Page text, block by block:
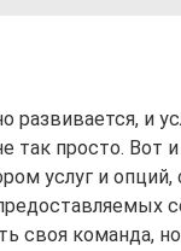
развивается, и
так просто. Вот
услуг и опций,
своя команда,